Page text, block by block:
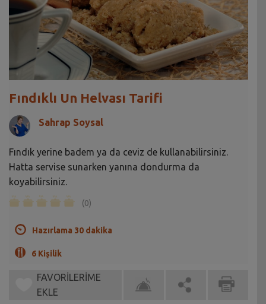
Fındıklı Un Helvası Tarifi
Sahrap Soysal
Fındık yerine badem ya da ceviz de kullanabilirsiniz.
Hatta servise sunarken yanına dondurma da
koyabilirsiniz.
(0)
Hazırlama 30 dakika
6 Kişilik
FAVORİLERİME
EKLE